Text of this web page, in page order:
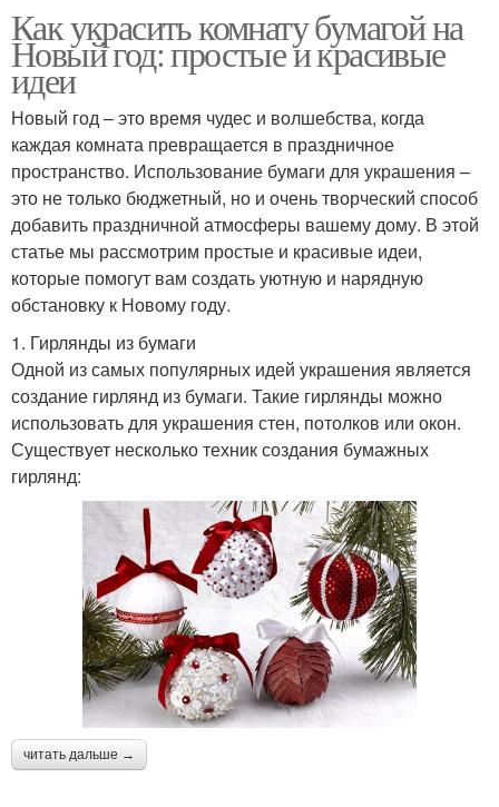
Как украсить комнату бумагой на
Новый год: простые и красивые
идеи
Новый год – это время чудес и волшебства, когда
каждая комната превращается в праздничное
пространство. Использование бумаги для украшения –
это не только бюджетный, но и очень творческий способ
добавить праздничной атмосферы вашему дому. В этой
статье мы рассмотрим простые и красивые идеи,
которые помогут вам создать уютную и нарядную
обстановку к Новому году.
1. Гирлянды из бумаги
Одной из самых популярных идей украшения является
создание гирлянд из бумаги. Такие гирлянды можно
использовать для украшения стен, потолков или окон.
Существует несколько техник создания бумажных
гирлянд:
читать дальше →